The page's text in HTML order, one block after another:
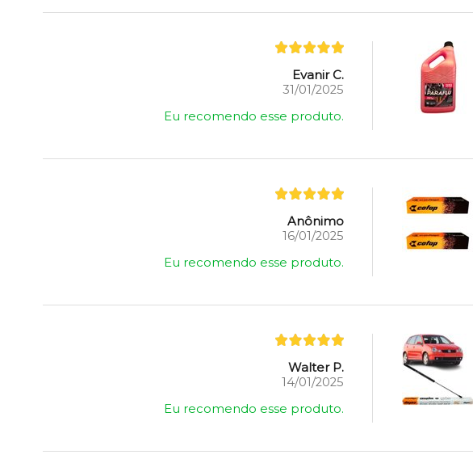
Evanir C.
31/01/2025
Eu recomendo esse produto.
Anônimo
16/01/2025
Eu recomendo esse produto.
Walter P.
14/01/2025
Eu recomendo esse produto.